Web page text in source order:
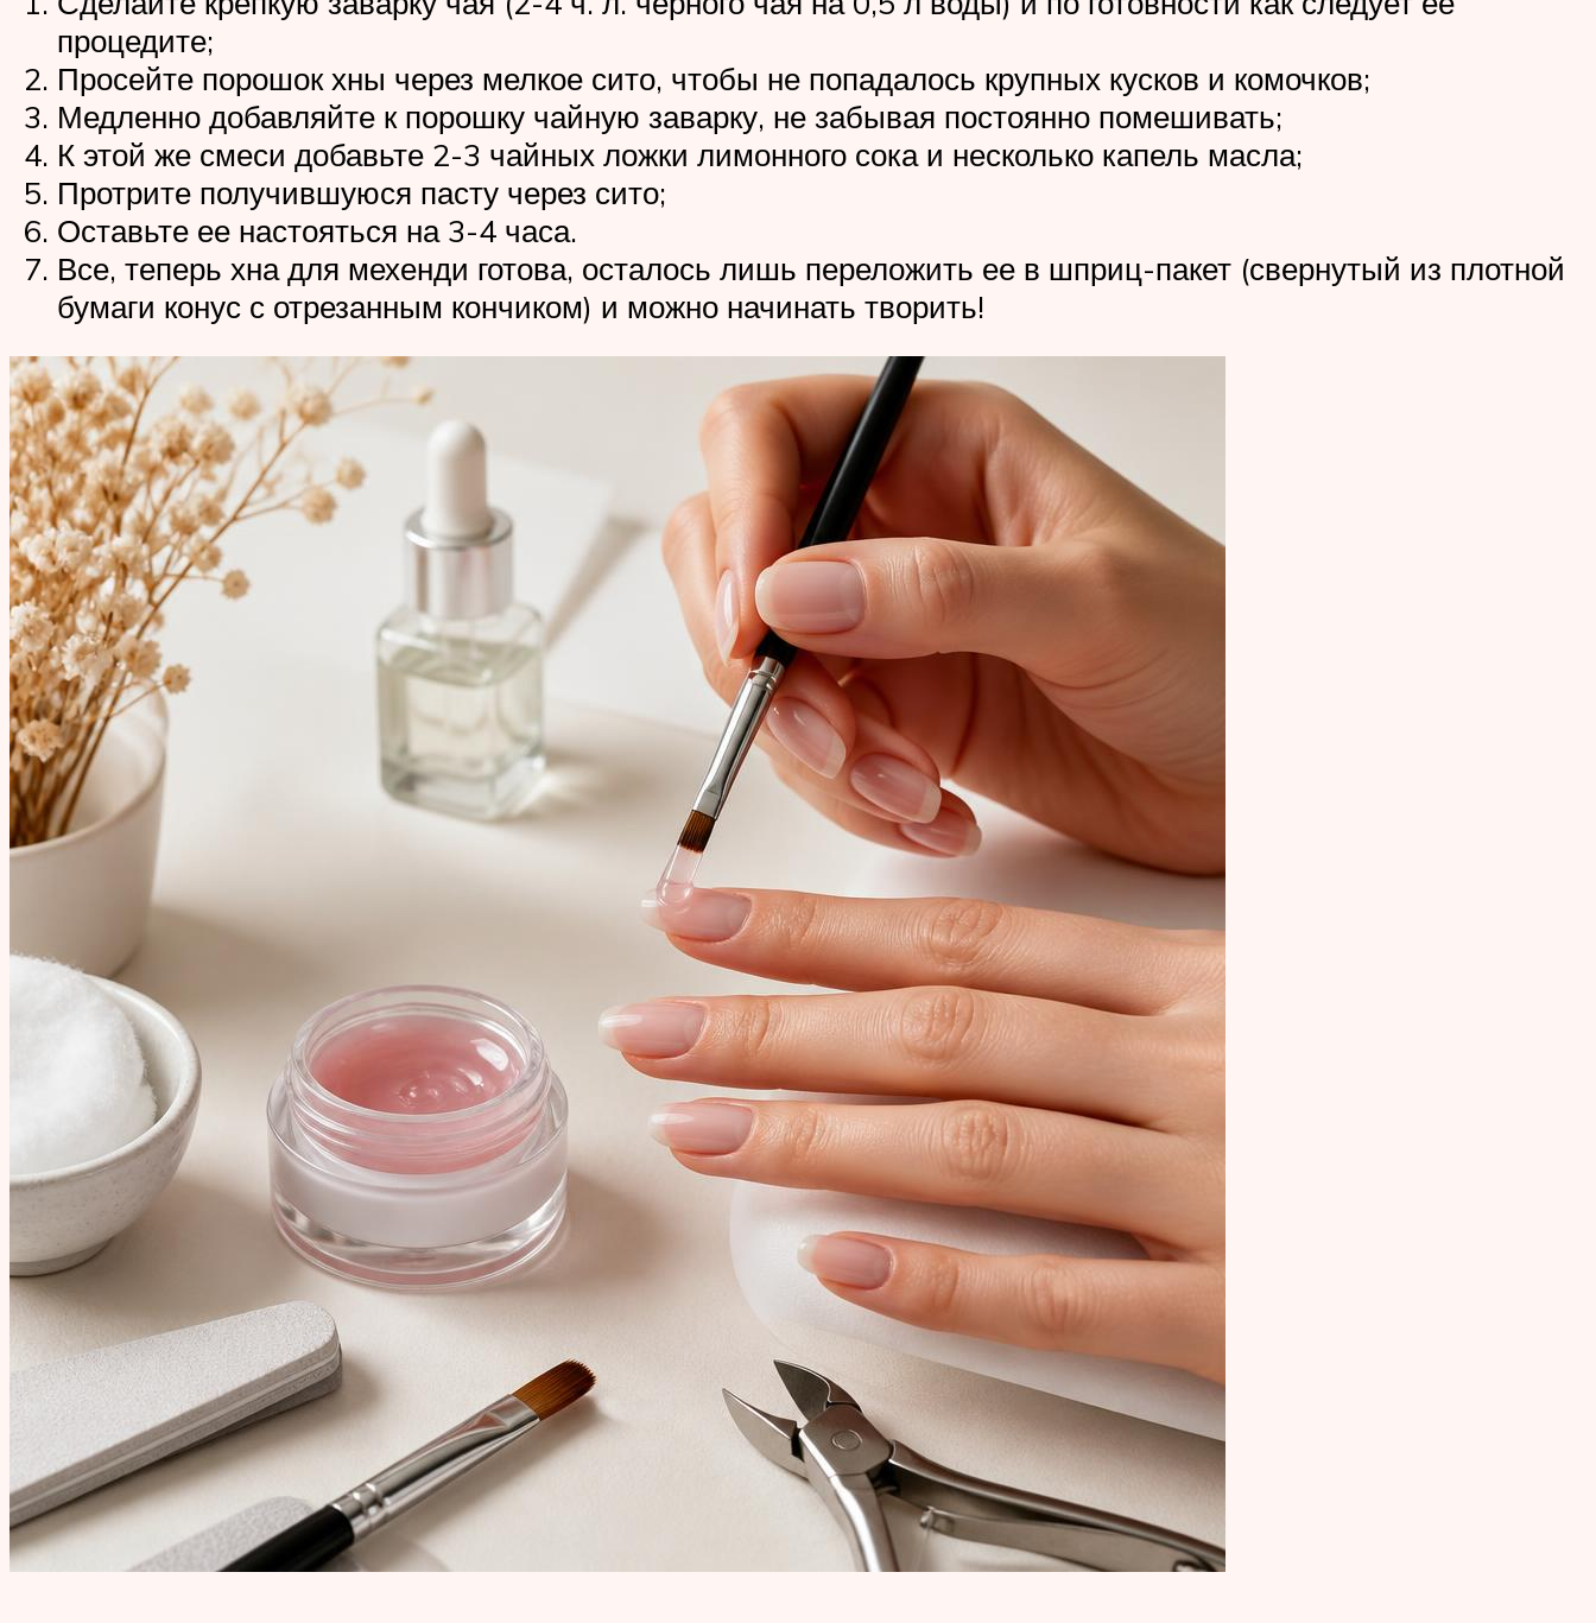
процедите;
Просейте порошок хны через мелкое сито, чтобы не попадалось крупных кусков и комочков;
Медленно добавляйте к порошку чайную заварку, не забывая постоянно помешивать;
К этой же смеси добавьте 2-3 чайных ложки лимонного сока и несколько капель масла;
Протрите получившуюся пасту через сито;
Оставьте ее настояться на 3-4 часа.
Все, теперь хна для мехенди готова, осталось лишь переложить ее в шприц-пакет (свернутый из плотной
бумаги конус с отрезанным кончиком) и можно начинать творить!